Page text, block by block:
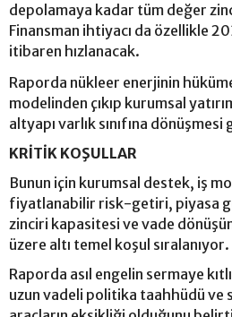
depolamaya kadar tüm değer
Finansman ihtiyacı da özellikle
itibaren hızlanacak.
Raporda nükleer enerjinin
modelinden çıkıp kurumsal
altyapı varlık sınıfına
KRİTİK KOŞULLAR
Bunun için kurumsal destek, iş
fiyatlanabilir risk-getiri, piyasa
zinciri kapasitesi ve vade
üzere altı temel koşul sıralanıyor.
Raporda asıl engelin sermaye
uzun vadeli politika taahhüdü ve